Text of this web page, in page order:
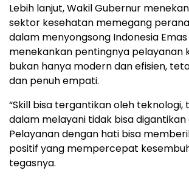
Lebih lanjut, Wakil Gubernur
sektor kesehatan memegang
dalam menyongsong Indonesia Emas
menekankan pentingnya pelayanan
bukan hanya modern dan efisien,
dan penuh empati.
“Skill bisa tergantikan oleh
dalam melayani tidak bisa digantikan
Pelayanan dengan hati bisa
positif yang mempercepat
tegasnya.